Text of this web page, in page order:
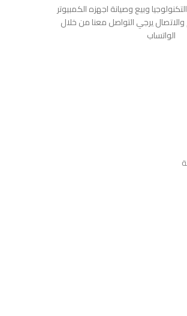
وبيع وصيانة اجهزه الكمبيوتر
والاتصال يرجي التواصل معنا من خلال
الواتساب